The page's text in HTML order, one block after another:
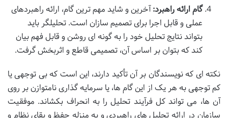
گام ارائه راهبرد:آخرین و شاید مهم ترین گام، ارائه راهبردهای
عملی و قابل اجرا برای تصمیم سازان است. تحلیلگر باید
بتواند نتایج تحلیل خود را به گونه ای روشن و قابل فهم بیان
کند که بتوان بر اساس آن، تصمیمی قاطع و اثربخش گرفت.
نکته ای که نویسندگان بر آن تأکید دارند، این است که بی توجهی یا
کم توجهی به هر یک از این گام ها، یا سرمایه گذاری نامتوازن بر روی
آن ها، می تواند کل فرآیند تحلیل را به انحراف بکشاند. موفقیت
سازمان در ارائه تحلیل های راهبردی و به منزله حفظ و بقای نظام و